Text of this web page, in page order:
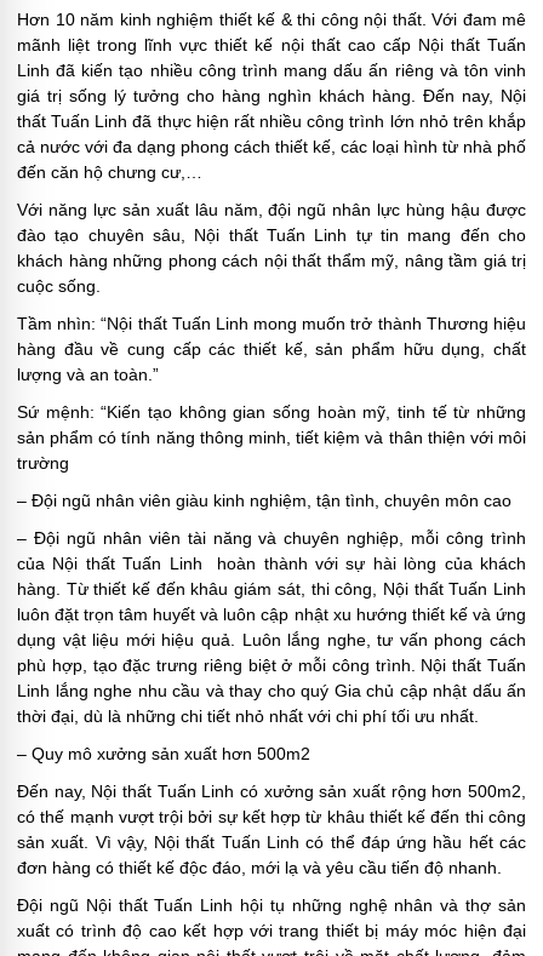
Hơn 10 năm kinh nghiệm thiết kế & thi công nội thất. Với đam mê
mãnh liệt trong lĩnh vực thiết kế nội thất cao cấp Nội thất Tuấn
Linh đã kiến tạo nhiều công trình mang dấu ấn riêng và tôn vinh
giá trị sống lý tưởng cho hàng nghìn khách hàng. Đến nay, Nội
thất Tuấn Linh đã thực hiện rất nhiều công trình lớn nhỏ trên khắp
cả nước với đa dạng phong cách thiết kế, các loại hình từ nhà phố
đến căn hộ chưng cư,…
Với năng lực sản xuất lâu năm, đội ngũ nhân lực hùng hậu được
đào tạo chuyên sâu, Nội thất Tuấn Linh tự tin mang đến cho
khách hàng những phong cách nội thất thẩm mỹ, nâng tầm giá trị
cuộc sống.
Tầm nhìn: “Nội thất Tuấn Linh mong muốn trở thành Thương hiệu
hàng đầu về cung cấp các thiết kế, sản phẩm hữu dụng, chất
lượng và an toàn.”
Sứ mệnh: “Kiến tạo không gian sống hoàn mỹ, tinh tế từ những
sản phẩm có tính năng thông minh, tiết kiệm và thân thiện với môi
trường
– Đội ngũ nhân viên giàu kinh nghiệm, tận tình, chuyên môn cao
– Đội ngũ nhân viên tài năng và chuyên nghiệp, mỗi công trình
của Nội thất Tuấn Linh hoàn thành với sự hài lòng của khách
hàng. Từ thiết kế đến khâu giám sát, thi công, Nội thất Tuấn Linh
luôn đặt trọn tâm huyết và luôn cập nhật xu hướng thiết kế và ứng
dụng vật liệu mới hiệu quả. Luôn lắng nghe, tư vấn phong cách
phù hợp, tạo đặc trưng riêng biệt ở mỗi công trình. Nội thất Tuấn
Linh lắng nghe nhu cầu và thay cho quý Gia chủ cập nhật dấu ấn
thời đại, dù là những chi tiết nhỏ nhất với chi phí tối ưu nhất.
– Quy mô xưởng sản xuất hơn 500m2
Đến nay, Nội thất Tuấn Linh có xưởng sản xuất rộng hơn 500m2,
có thế mạnh vượt trội bởi sự kết hợp từ khâu thiết kế đến thi công
sản xuất. Vì vậy, Nội thất Tuấn Linh có thể đáp ứng hầu hết các
đơn hàng có thiết kế độc đáo, mới lạ và yêu cầu tiến độ nhanh.
Đội ngũ Nội thất Tuấn Linh hội tụ những nghệ nhân và thợ sản
xuất có trình độ cao kết hợp với trang thiết bị máy móc hiện đại